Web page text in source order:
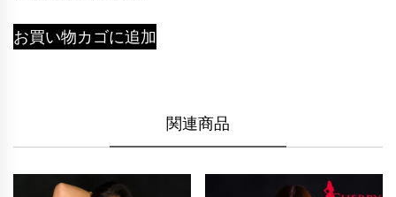
価
格
の
価
お買い物カゴに追加
関連商品